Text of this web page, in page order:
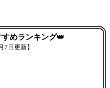
めランキング👑
7日更新】